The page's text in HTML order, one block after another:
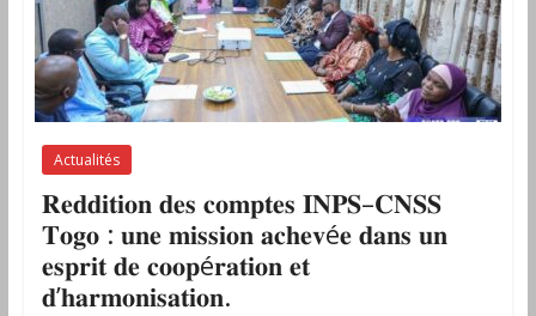
Actualités
𝐑𝐞𝐝𝐝𝐢𝐭𝐢𝐨𝐧 𝐝𝐞𝐬 𝐜𝐨𝐦𝐩𝐭𝐞𝐬 𝐈𝐍𝐏𝐒–𝐂𝐍𝐒𝐒
𝐓𝐨𝐠𝐨 : 𝐮𝐧𝐞 𝐦𝐢𝐬𝐬𝐢𝐨𝐧 𝐚𝐜𝐡𝐞𝐯é𝐞 𝐝𝐚𝐧𝐬 𝐮𝐧
𝐞𝐬𝐩𝐫𝐢𝐭 𝐝𝐞 𝐜𝐨𝐨𝐩é𝐫𝐚𝐭𝐢𝐨𝐧 𝐞𝐭
𝐝’𝐡𝐚𝐫𝐦𝐨𝐧𝐢𝐬𝐚𝐭𝐢𝐨𝐧.